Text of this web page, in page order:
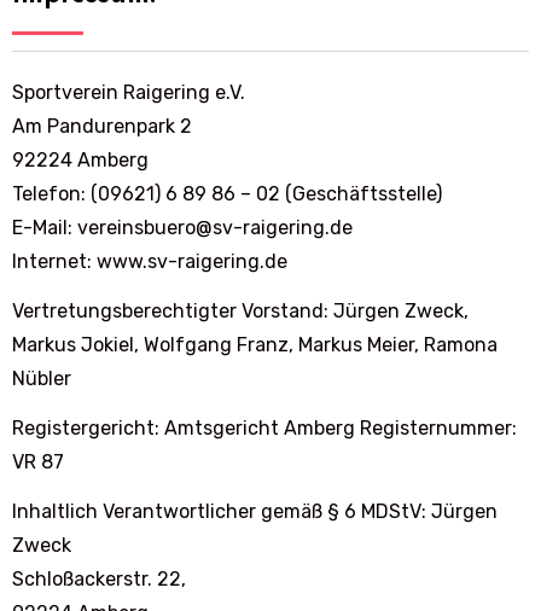
Sportverein Raigering e.V.
Am Pandurenpark 2
92224 Amberg
Telefon: (09621) 6 89 86 – 02 (Geschäftsstelle)
E-Mail: vereinsbuero@sv-raigering.de
Internet: www.sv-raigering.de
Vertretungsberechtigter Vorstand: Jürgen Zweck,
Markus Jokiel, Wolfgang Franz, Markus Meier, Ramona
Nübler
Registergericht: Amtsgericht Amberg Registernummer:
VR 87
Inhaltlich Verantwortlicher gemäß § 6 MDStV: Jürgen
Zweck
Schloßackerstr. 22,